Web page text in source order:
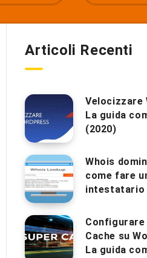
Articoli Recenti
Velocizzare
La guida
(2020)
Whois
come fare
intestatario
Configurare
Cache su
La guida